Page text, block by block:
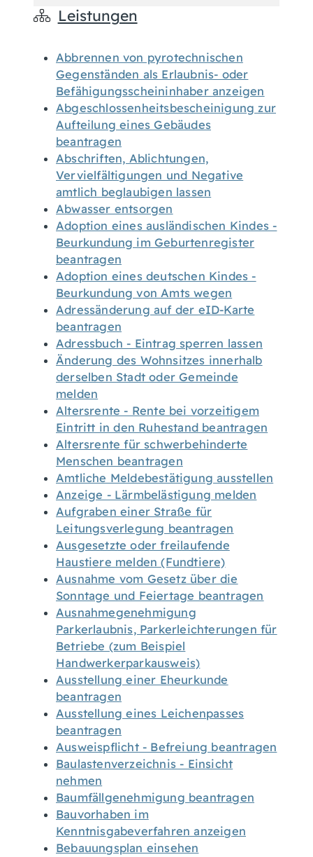
Leistungen
Abbrennen von pyrotechnischen
Gegenständen als Erlaubnis- oder
Befähigungsscheininhaber anzeigen
Abgeschlossenheitsbescheinigung zur
Aufteilung eines Gebäudes
beantragen
Abschriften, Ablichtungen,
Vervielfältigungen und Negative
amtlich beglaubigen lassen
Abwasser entsorgen
Adoption eines ausländischen Kindes -
Beurkundung im Geburtenregister
beantragen
Adoption eines deutschen Kindes -
Beurkundung von Amts wegen
Adressänderung auf der eID-Karte
beantragen
Adressbuch - Eintrag sperren lassen
Änderung des Wohnsitzes innerhalb
derselben Stadt oder Gemeinde
melden
Altersrente - Rente bei vorzeitigem
Eintritt in den Ruhestand beantragen
Altersrente für schwerbehinderte
Menschen beantragen
Amtliche Meldebestätigung ausstellen
Anzeige - Lärmbelästigung melden
Aufgraben einer Straße für
Leitungsverlegung beantragen
Ausgesetzte oder freilaufende
Haustiere melden (Fundtiere)
Ausnahme vom Gesetz über die
Sonntage und Feiertage beantragen
Ausnahmegenehmigung
Parkerlaubnis, Parkerleichterungen für
Betriebe (zum Beispiel
Handwerkerparkausweis)
Ausstellung einer Eheurkunde
beantragen
Ausstellung eines Leichenpasses
beantragen
Ausweispflicht - Befreiung beantragen
Baulastenverzeichnis - Einsicht
nehmen
Baumfällgenehmigung beantragen
Bauvorhaben im
Kenntnisgabeverfahren anzeigen
Bebauungsplan einsehen